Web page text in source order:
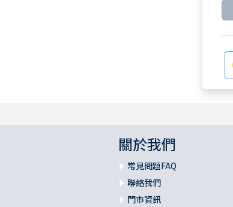
關於我們
常見問題FAQ
聯絡我們
門市資訊